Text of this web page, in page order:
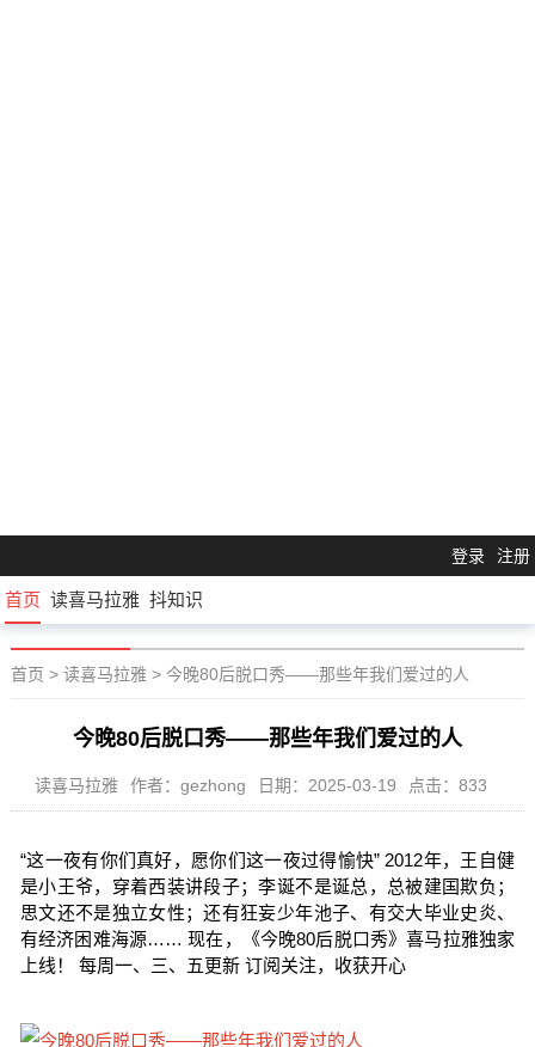
登录 注册
首页 读喜马拉雅 抖知识
首页 > 读喜马拉雅> 今晚80后脱口秀——那些年我们爱过的人
今晚80后脱口秀——那些年我们爱过的人
读喜马拉雅 作者：gezhong 日期：2025-03-19 点击：833
“这一夜有你们真好，愿你们这一夜过得愉快” 2012年，王自健
是小王爷，穿着西装讲段子；李诞不是诞总，总被建国欺负；
思文还不是独立女性；还有狂妄少年池子、有交大毕业史炎、
有经济困难海源…… 现在，《今晚80后脱口秀》喜马拉雅独家
上线！ 每周一、三、五更新 订阅关注，收获开心